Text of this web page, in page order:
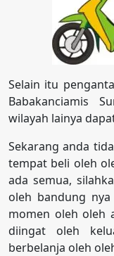
Selain itu
Babakanciamis
wilayah lainya
Sekarang anda
tempat beli oleh
ada semua,
oleh bandung
momen oleh oleh
diingat oleh
berbelanja oleh